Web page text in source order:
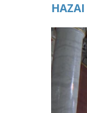
HAZAI